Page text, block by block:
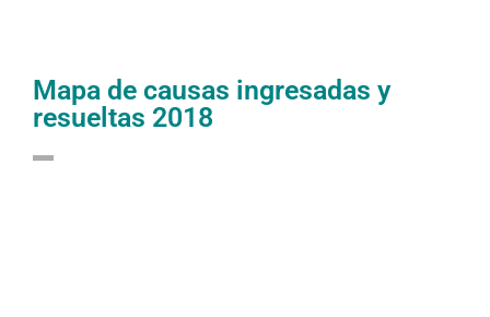
Mapa de causas ingresadas y
resueltas 2018